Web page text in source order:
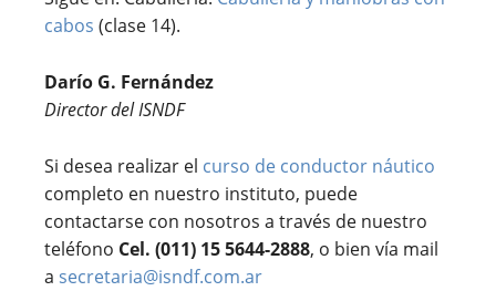
cabos (clase 14).
Darío G. Fernández
Director del ISNDF
Si desea realizar el curso de conductor náutico
completo en nuestro instituto, puede
contactarse con nosotros a través de nuestro
teléfono Cel. (011) 15 5644-2888, o bien vía mail
a secretaria@isndf.com.ar